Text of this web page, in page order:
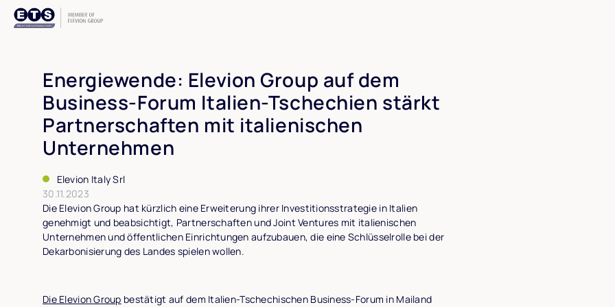
Energiewende: Elevion Group auf dem
Business-Forum Italien-Tschechien stärkt
Partnerschaften mit italienischen
Unternehmen
Elevion Italy Srl
30.11.2023
Die Elevion Group hat kürzlich eine Erweiterung ihrer Investitionsstrategie in Italien
genehmigt und beabsichtigt, Partnerschaften und Joint Ventures mit italienischen
Unternehmen und öffentlichen Einrichtungen aufzubauen, die eine Schlüsselrolle bei der
Dekarbonisierung des Landes spielen wollen.
Die Elevion Group bestätigt auf dem Italien-Tschechischen Business-Forum in Mailand